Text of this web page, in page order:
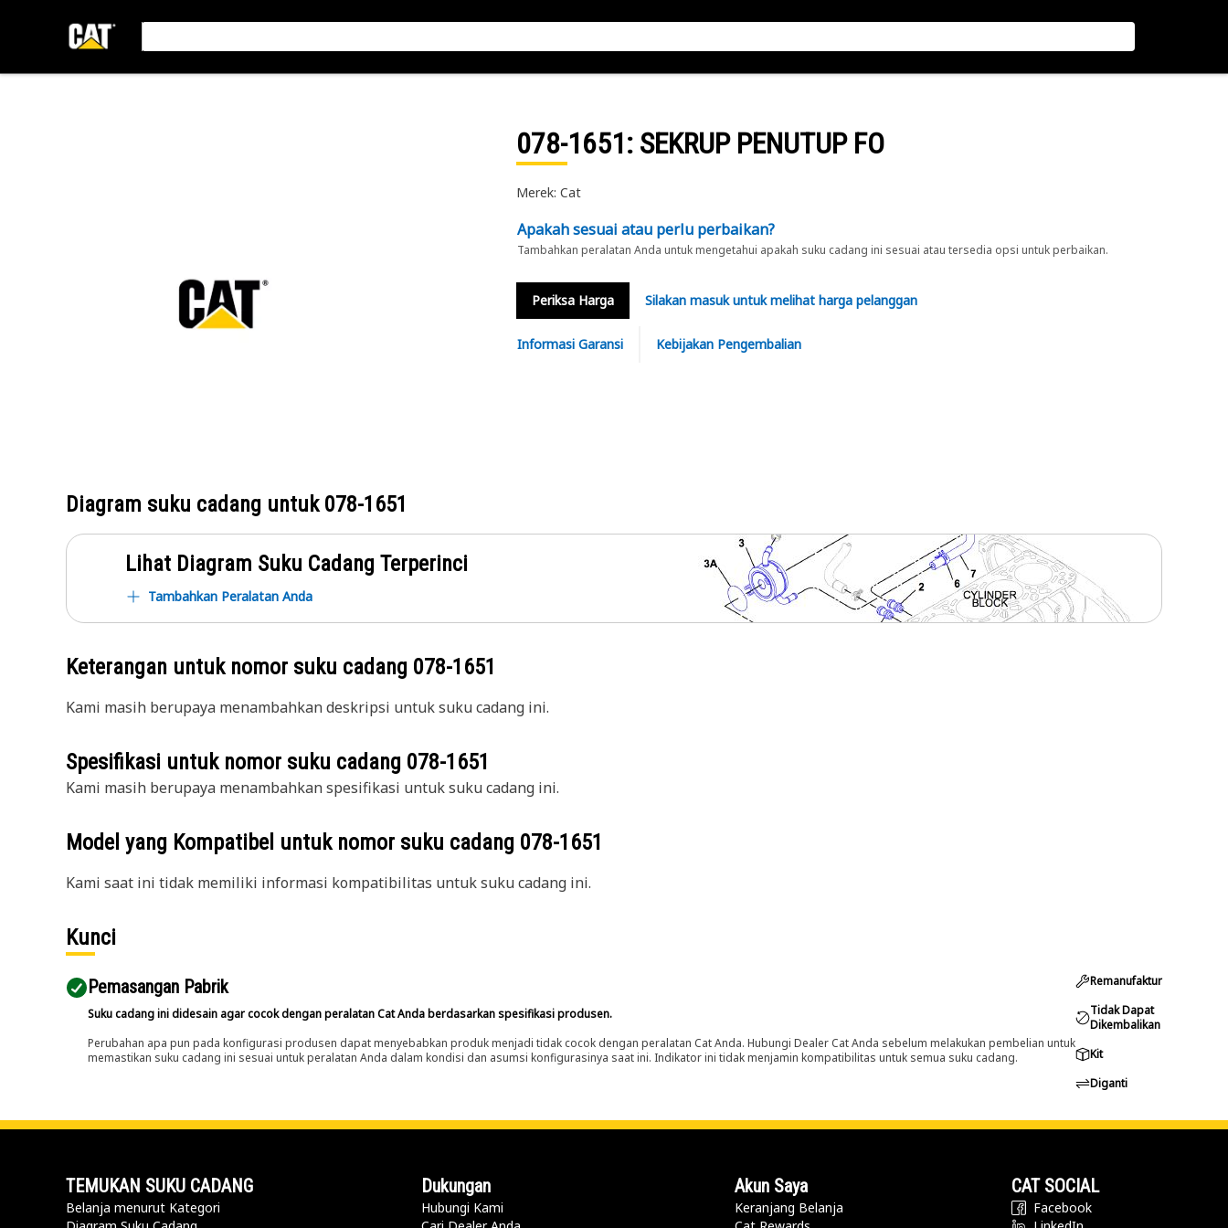
078-1651: SEKRUP PENUTUP FO
Merek: Cat
Apakah sesuai atau perlu perbaikan?
Tambahkan peralatan Anda untuk mengetahui apakah suku cadang ini sesuai atau tersedia opsi untuk perbaikan.
Periksa Harga Silakan masuk untuk melihat harga pelanggan
Informasi Garansi Kebijakan Pengembalian
Diagram suku cadang untuk078-1651
Lihat Diagram Suku Cadang Terperinci
Tambahkan Peralatan Anda
Keterangan untuk nomor suku cadang 078-1651
Kami masih berupaya menambahkan deskripsi untuk suku cadang ini.
Spesifikasi untuk nomor suku cadang 078-1651
Kami masih berupaya menambahkan spesifikasi untuk suku cadang ini.
Model yang Kompatibel untuk nomor suku cadang 078-1651
Kami saat ini tidak memiliki informasi kompatibilitas untuk suku cadang ini.
Kunci
Pemasangan Pabrik
Suku cadang ini didesain agar cocok dengan peralatan Cat Anda berdasarkan spesifikasi produsen.
Perubahan apa pun pada konfigurasi produsen dapat menyebabkan produk menjadi tidak cocok dengan peralatan Cat Anda. Hubungi Dealer Cat Anda sebelum melakukan pembelian untuk
memastikan suku cadang ini sesuai untuk peralatan Anda dalam kondisi dan asumsi konfigurasinya saat ini. Indikator ini tidak menjamin kompatibilitas untuk semua suku cadang.
Remanufaktur
Tidak Dapat
Dikembalikan
Kit
Diganti
TEMUKAN SUKU CADANG
Belanja menurut Kategori
Dukungan
Hubungi Kami
Akun Saya
Keranjang Belanja
CAT SOCIAL
Facebook